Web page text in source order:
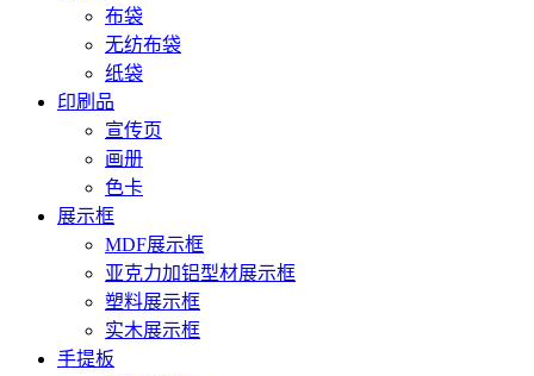
布袋
无纺布袋
纸袋
印刷品
宣传页
画册
色卡
展示框
MDF展示框
亚克力加铝型材展示框
塑料展示框
实木展示框
手提板